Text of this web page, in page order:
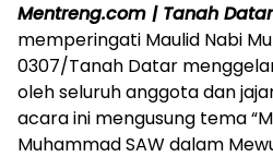
Mentreng.com | Tanah
memperingati Maulid Nabi
0307/Tanah Datar
oleh seluruh anggota dan
acara ini mengusung tema
Muhammad SAW dalam